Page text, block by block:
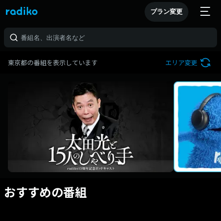
プラン変更
東京都の番組を表示しています エリア変更
おすすめの番組